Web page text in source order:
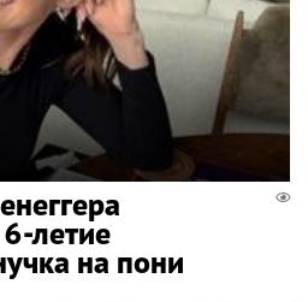
летие
на пони